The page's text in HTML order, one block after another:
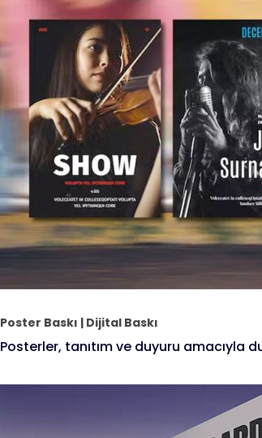
Poster Baskı | Dijital Baskı
Posterler, tanıtım ve duyuru amacıyla